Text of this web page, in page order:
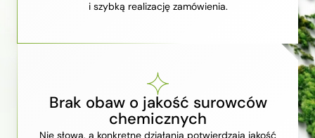
i szybką realizację zamówienia.
Brak obaw o jakość surowców
chemicznych
Nie słowa, a konkretne działania potwierdzają jakość